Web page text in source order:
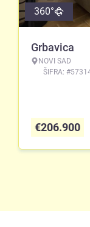
360°
Grbavica
NOVI SAD
ŠIFRA:
€206.900